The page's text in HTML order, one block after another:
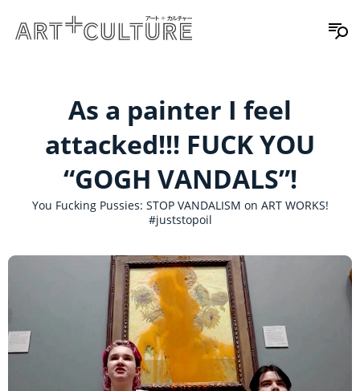
As a painter I feel
attacked!!! FUCK YOU
“GOGH VANDALS”!
You Fucking Pussies: STOP VANDALISM on ART WORKS!
#juststopoil